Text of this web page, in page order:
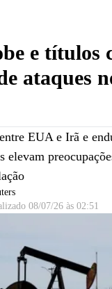
e títulos
ataques
EUA e Irã e
elevam
08/07/26 às 02:51